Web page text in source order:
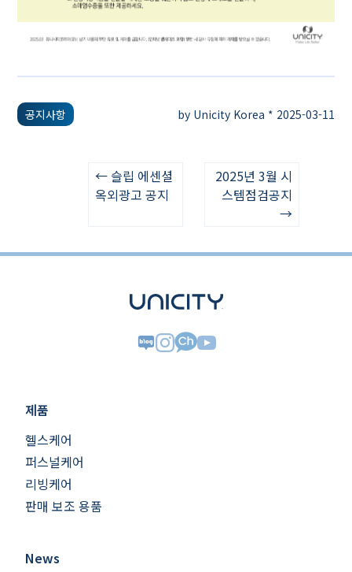
공지사항 by Unicity Korea * 2025-03-11
← 슬립 에센셜
옥외광고 공지
2025년 3월 시
스템점검공지
→
제품
헬스케어
퍼스널케어
리빙케어
판매 보조 용품
News